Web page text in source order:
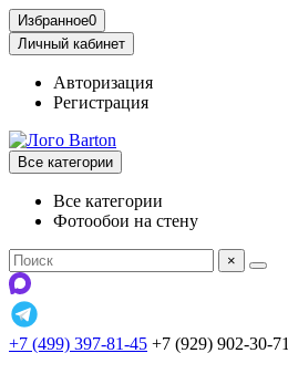
Избранное0
Личный кабинет
Авторизация
Регистрация
Все категории
Все категории
Фотообои на стену
×
+7 (499) 397-81-45 +7 (929) 902-30-71